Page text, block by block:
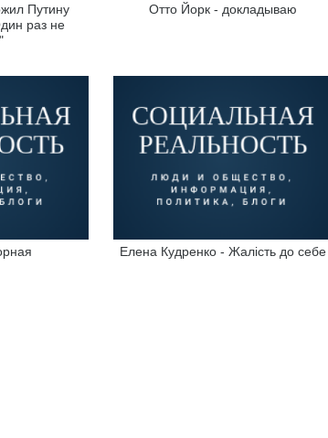
Путину
раз не
Отто Йорк - докладываю
Елена Кудренко - Жалість до себе